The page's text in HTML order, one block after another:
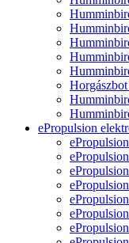
ePropulsion